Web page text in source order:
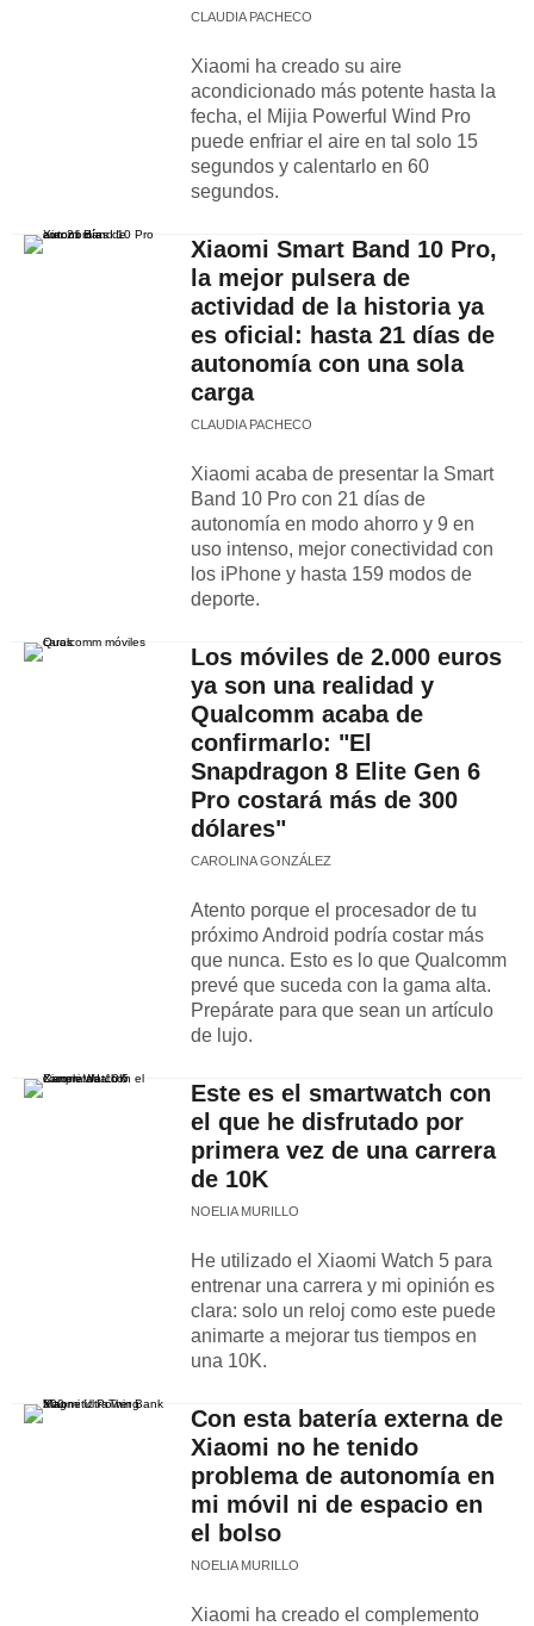
CLAUDIA PACHECO
Xiaomi ha creado su aire
acondicionado más potente hasta la
fecha, el Mijia Powerful Wind Pro
puede enfriar el aire en tal solo 15
segundos y calentarlo en 60
segundos.
Xiaomi Smart Band 10 Pro,
la mejor pulsera de
actividad de la historia ya
es oficial: hasta 21 días de
autonomía con una sola
carga
CLAUDIA PACHECO
Xiaomi acaba de presentar la Smart
Band 10 Pro con 21 días de
autonomía en modo ahorro y 9 en
uso intenso, mejor conectividad con
los iPhone y hasta 159 modos de
deporte.
Los móviles de 2.000 euros
ya son una realidad y
Qualcomm acaba de
confirmarlo: "El
Snapdragon 8 Elite Gen 6
Pro costará más de 300
dólares"
CAROLINA GONZÁLEZ
Atento porque el procesador de tu
próximo Android podría costar más
que nunca. Esto es lo que Qualcomm
prevé que suceda con la gama alta.
Prepárate para que sean un artículo
de lujo.
Este es el smartwatch con
el que he disfrutado por
primera vez de una carrera
de 10K
NOELIA MURILLO
He utilizado el Xiaomi Watch 5 para
entrenar una carrera y mi opinión es
clara: solo un reloj como este puede
animarte a mejorar tus tiempos en
una 10K.
Con esta batería externa de
Xiaomi no he tenido
problema de autonomía en
mi móvil ni de espacio en
el bolso
NOELIA MURILLO
Xiaomi ha creado el complemento